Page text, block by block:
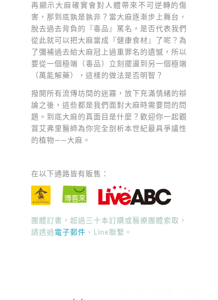
再顯示大麻確實會對人體帶來不可逆轉的傷
害，那到底孰是孰非？當大麻逐漸步上舞台，
脫去過去背負的『毒品』罵名，是否代表我們
從此就可以把大麻當成『健康食材』了呢？為
了彌補過去給大麻冠上過重罪名的遺憾，所以
要從一個極端（毒品）立刻擺盪到另一個極端
（萬能解藥），這樣的做法是否明智？
撥開所有流傳坊間的迷霧，放下充滿情緒的辯
論之後，這些都是我們面對大麻時需要問的問
題。到底大麻的真面目是什麼？歡迎你一起觀
賞艾弗里醫師為你完全剖析本世紀最具爭議性
的植物——大麻。
在以下通路皆有販售：
團體訂書，超過三十本訂購或醫療團體索取，
請透過電子郵件 、Line聯繫。